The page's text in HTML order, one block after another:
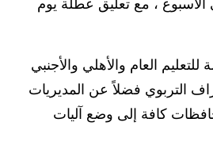
المرحلة الابتدائية
المرحلة المتوسطة
الأسبوع ، مع تعليق عطلة يوم
العام والأهلي والأجنبي
التربوي فضلاً عن المديريات
كافة إلى وضع آليات